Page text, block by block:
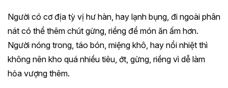
Người có cơ địa tỳ vị hư hàn, hay lạnh bụng, đi ngoài phân
nát có thể thêm chút gừng, riềng để món ăn ấm hơn.
Người nóng trong, táo bón, miệng khô, hay nổi nhiệt thì
không nên kho quá nhiều tiêu, ớt, gừng, riềng vì dễ làm
hỏa vượng thêm.